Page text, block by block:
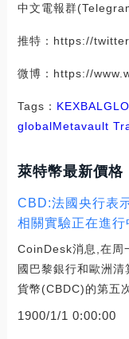
中文電報群
推特：https://
微博：https://
Tags： KEXBAL GLO
globalMetavault
萊特幣最新價格
CBD:法國央行表
相關實驗正在進行
CoinDesk消息,在周
國巴黎銀行和歐洲
貨幣(CBDC)的第五
1900/1/1 0:00:00